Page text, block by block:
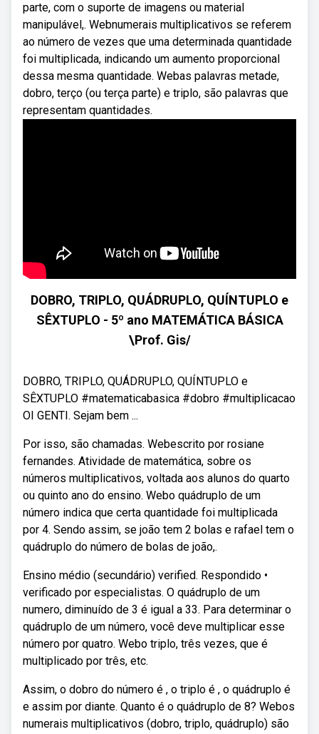
parte, com o suporte de imagens ou material
manipulável,. Webnumerais multiplicativos se referem
ao número de vezes que uma determinada quantidade
foi multiplicada, indicando um aumento proporcional
dessa mesma quantidade. Webas palavras metade,
dobro, terço (ou terça parte) e triplo, são palavras que
representam quantidades.
DOBRO, TRIPLO, QUÁDRUPLO, QUÍNTUPLO e
SÊXTUPLO - 5º ano MATEMÁTICA BÁSICA
\Prof. Gis/
DOBRO, TRIPLO, QUÁDRUPLO, QUÍNTUPLO e
SÊXTUPLO #matematicabasica #dobro #multiplicacao
OI GENTI. Sejam bem ...
Por isso, são chamadas. Webescrito por rosiane
fernandes. Atividade de matemática, sobre os
números multiplicativos, voltada aos alunos do quarto
ou quinto ano do ensino. Webo quádruplo de um
número indica que certa quantidade foi multiplicada
por 4. Sendo assim, se joão tem 2 bolas e rafael tem o
quádruplo do número de bolas de joão,.
Ensino médio (secundário) verified. Respondido •
verificado por especialistas. O quádruplo de um
numero, diminuído de 3 é igual a 33. Para determinar o
quádruplo de um número, você deve multiplicar esse
número por quatro. Webo triplo, três vezes, que é
multiplicado por três, etc.
Assim, o dobro do número é , o triplo é , o quádruplo é
e assim por diante. Quanto é o quádruplo de 8? Webos
numerais multiplicativos (dobro, triplo, quádruplo) são